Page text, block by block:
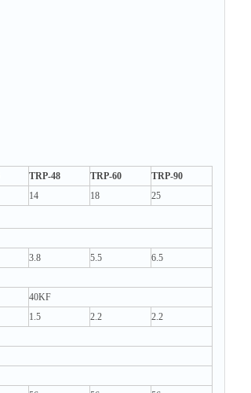
TRP-48 TRP-60
TRP-90
14 18 25
3.8 5.5
6.5
40KF
1.5 2.2
2.2